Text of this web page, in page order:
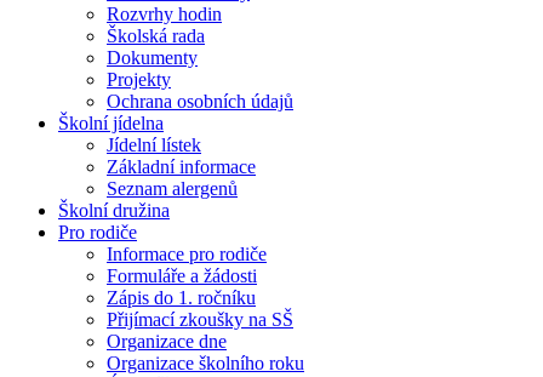
Rozvrhy hodin
Školská rada
Dokumenty
Projekty
Ochrana osobních údajů
Školní jídelna
Jídelní lístek
Základní informace
Seznam alergenů
Školní družina
Pro rodiče
Informace pro rodiče
Formuláře a žádosti
Zápis do 1. ročníku
Přijímací zkoušky na SŠ
Organizace dne
Organizace školního roku